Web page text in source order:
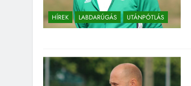
HÍREK LABDARÚGÁS UTÁNPÓTLÁS